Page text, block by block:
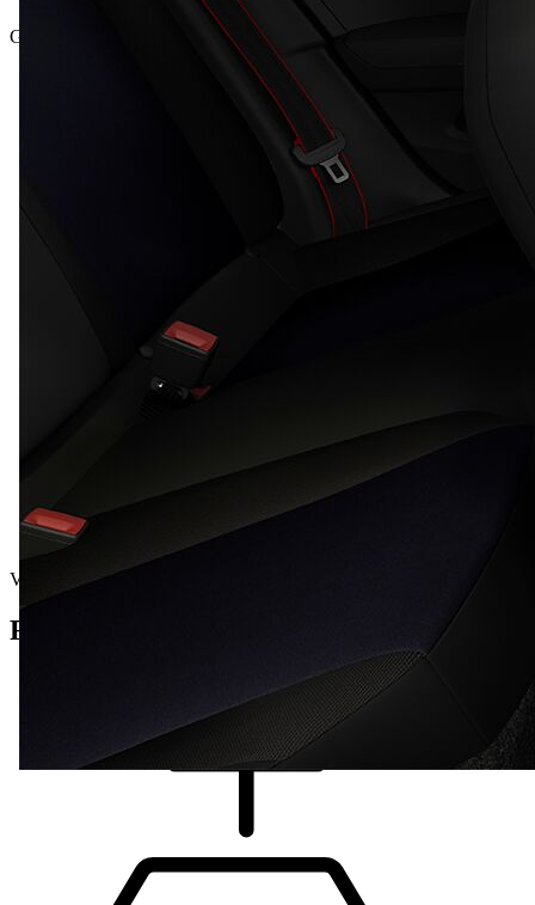
Gesamtpreis inkl. NoVA und inkl. MwSt.
Vorführwagen
Fahrzeug Details